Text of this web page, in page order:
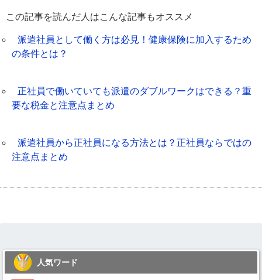
この記事を読んだ人はこんな記事もオススメ
派遣社員として働く方は必見！健康保険に加入するため
の条件とは？
正社員で働いていても派遣のダブルワークはできる？重
要な税金と注意点まとめ
派遣社員から正社員になる方法とは？正社員ならではの
注意点まとめ
人気ワード